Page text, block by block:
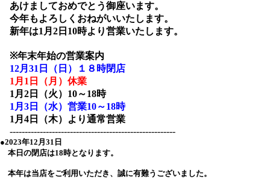
あけましておめでとう御座います。
今年もよろしくおねがいいたします。
新年は1月2日10時より営業いたします。
※年末年始の営業案内
12月31日（日）１８時閉店
1月1日（月）休業
1月2日（火）10～18時
1月3日（水）営業10～18時
1月4日（木）より通常営業
-------------------------------------------------------
●2023年12月31日
本日の閉店は18時となります。
本年は当店をご利用いただき、誠に有難うございました。